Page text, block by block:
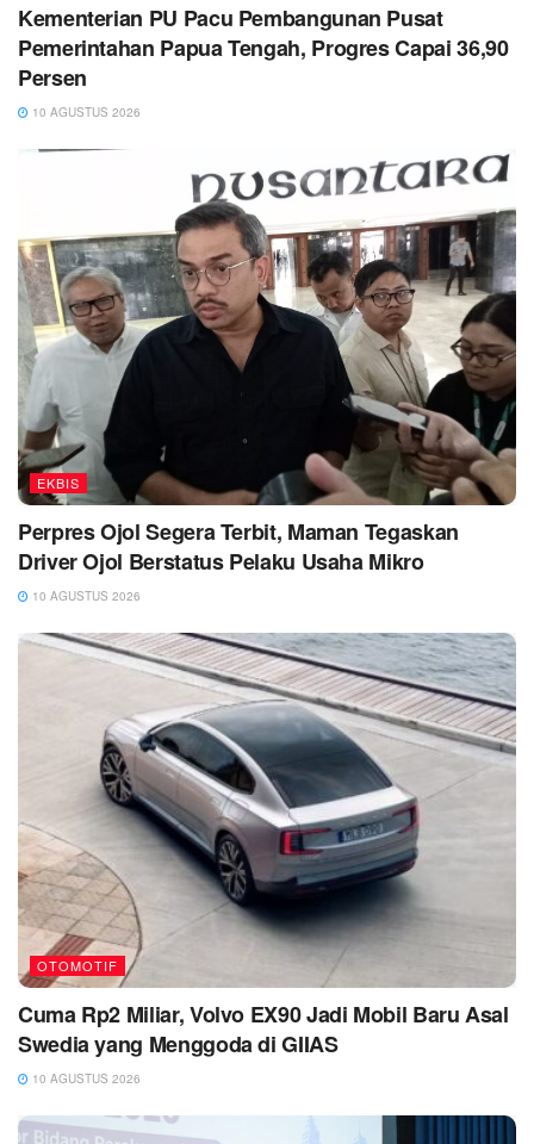
Kementerian PU Pacu Pembangunan Pusat
Pemerintahan Papua Tengah, Progres Capai 36,90
Persen
10 AGUSTUS 2026
EKBIS
Perpres Ojol Segera Terbit, Maman Tegaskan
Driver Ojol Berstatus Pelaku Usaha Mikro
10 AGUSTUS 2026
OTOMOTIF
Cuma Rp2 Miliar, Volvo EX90 Jadi Mobil Baru Asal
Swedia yang Menggoda di GIIAS
10 AGUSTUS 2026